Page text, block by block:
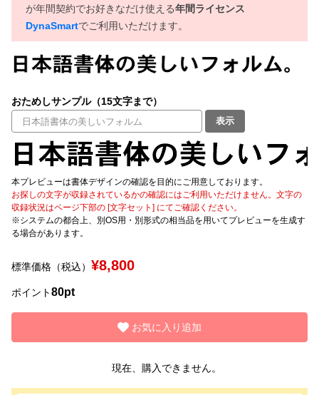
よくあるご質問
お問い合わせ
太さ・ウェイト
文字種類
価格帯
リセット
が年間契約でお好きなだけ使える年間ライセンス
DynaSmartでご利用いただけます。
おためしサンプル（15文字まで）
表示
本プレビューは書体デザインの確認を目的にご用意しております。
お探しの文字が収録されているかの確認にはご利用いただけません。文字の
収録状況はページ下部の [文字セット] にてご確認ください。
※システムの都合上、別OS用・別形式の相当品を用いてプレビューを生成す
る場合があります。
標準価格（税込） ¥8,800
ポイント80pt
お気に入り追加
現在、購入できません。